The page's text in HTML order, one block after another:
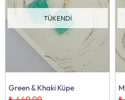
TÜKENDI
Green & Khaki Küpe